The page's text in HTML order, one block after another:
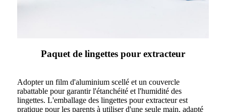
Paquet de lingettes pour extracteur
Adopter un film d'aluminium scellé et un couvercle
rabattable pour garantir l'étanchéité et l'humidité des
lingettes. L'emballage des lingettes pour extracteur est
pratique pour les parents à utiliser d'une seule main, adapté